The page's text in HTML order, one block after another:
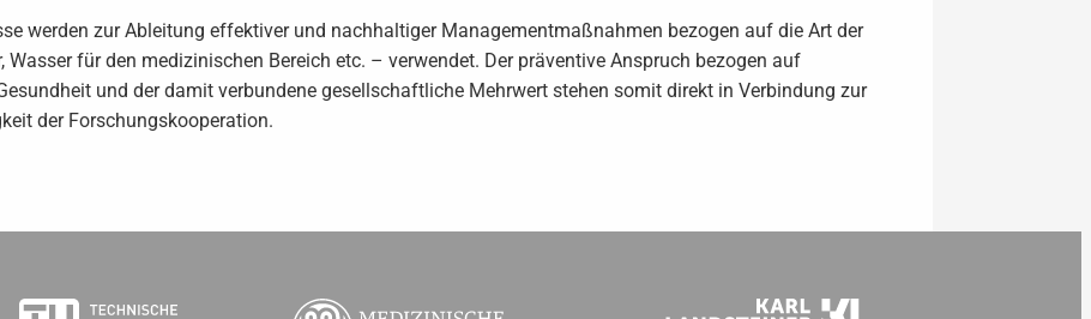
werden zur Ableitung effektiver und nachhaltiger Managementmaßnahmen bezogen auf die Art der
Wasser für den medizinischen Bereich etc. – verwendet. Der präventive Anspruch bezogen auf
und der damit verbundene gesellschaftliche Mehrwert stehen somit direkt in Verbindung zur
der Forschungskooperation.